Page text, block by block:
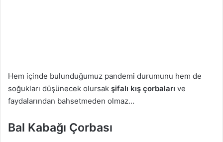
Hem içinde bulunduğumuz pandemi durumunu hem de
soğukları düşünecek olursak şifalı kış çorbaları ve
faydalarından bahsetmeden olmaz…
Bal Kabağı Çorbası